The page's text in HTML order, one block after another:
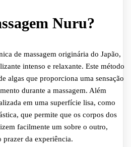
Nuru?
de massagem originária do Japão,
intenso e relaxante. Este método
algas que proporciona uma sensação
durante a massagem. Além
em uma superfície lisa, como
que permite que os corpos dos
facilmente um sobre o outro,
prazer da experiência.